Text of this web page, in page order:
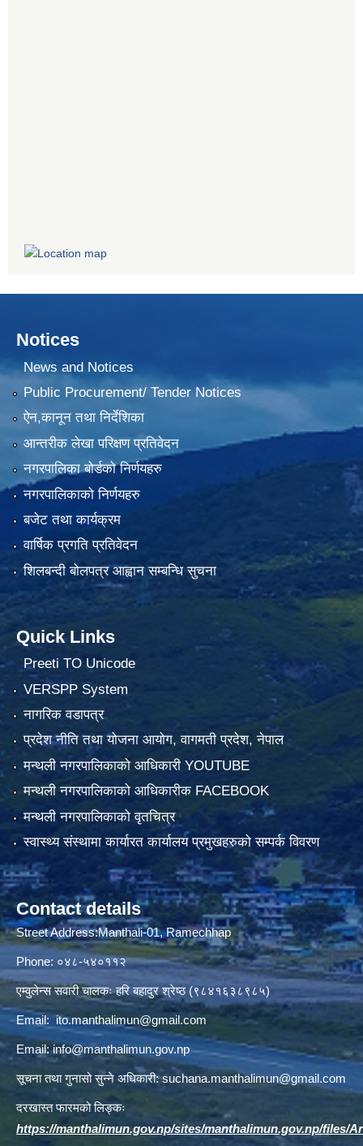
Notices
News and Notices
Public Procurement/ Tender Notices
ऐन,कानून तथा निर्देशिका
आन्तरीक लेखा परिक्षण प्रतिवेदन
नगरपालिका बोर्डको निर्णयहरु
नगरपालिकाको निर्णयहरु
बजेट तथा कार्यक्रम
वार्षिक प्रगति प्रतिवेदन
शिलबन्दी बोलपत्र आह्वान सम्बन्धि सुचना
Quick Links
Preeti TO Unicode
VERSPP System
नागरिक वडापत्र
प्रदेश नीति तथा योजना आयोग, वागमती प्रदेश, नेपाल
मन्थली नगरपालिकाको आधिकारी YOUTUBE
मन्थली नगरपालिकाको आधिकारीक FACEBOOK
मन्थली नगरपालिकाको वृतचित्र
स्वास्थ्य संस्थामा कार्यारत कार्यालय प्रमुखहरुको सम्पर्क विवरण
Contact details
Street Address:Manthali-01, Ramechhap
Phone: ०४८-५४०११२
एम्वुलेन्स सवारी चालकः हरि बहादुर श्रेष्ठ (९८४१६३८९८५)
Email:ito.manthalimun@gmail.com
Email:info@manthalimun.gov.np
सूचना तथा गुनासो सुन्ने अधिकारी:suchana.manthalimun@gmail.com
दरखास्त फारमको लिङ्कः
https://manthalimun.gov.np/sites/manthalimun.gov.np/files/